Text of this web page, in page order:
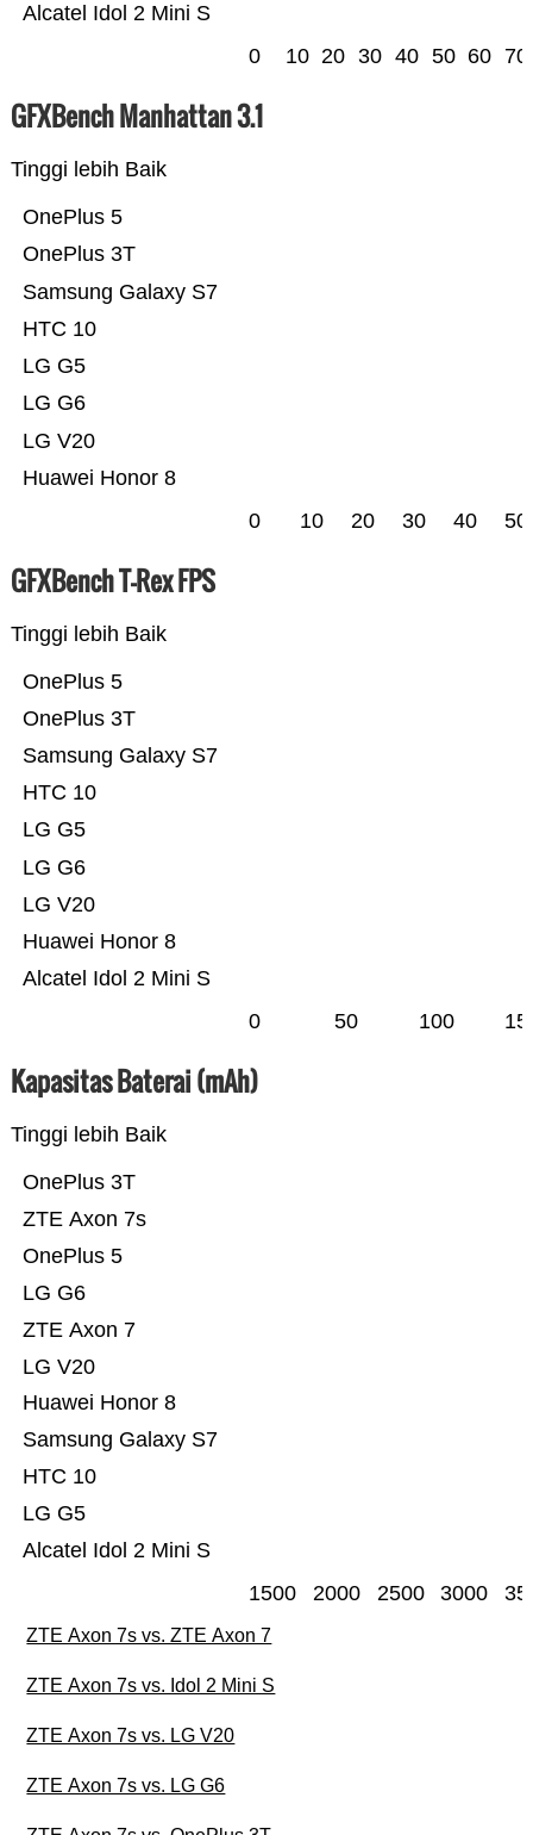
Alcatel Idol 2 Mini S
0 10 20 30 40 50 60 70
GFXBench Manhattan 3.1
Tinggi lebih Baik
Huawei Honor 8
LG V20
LG G6
LG G5
HTC 10
Samsung Galaxy S7
OnePlus 3T
OnePlus 5
0 10 20 30 40 50
GFXBench T-Rex FPS
Tinggi lebih Baik
Alcatel Idol 2 Mini S
Huawei Honor 8
LG V20
LG G6
LG G5
HTC 10
Samsung Galaxy S7
OnePlus 3T
OnePlus 5
0 50 100
Kapasitas Baterai (mAh)
Tinggi lebih Baik
Alcatel Idol 2 Mini S
LG G5
HTC 10
Samsung Galaxy S7
Huawei Honor 8
LG V20
ZTE Axon 7
LG G6
OnePlus 5
ZTE Axon 7s
OnePlus 3T
1500 2000 2500 3000
ZTE Axon 7s vs. ZTE Axon 7
ZTE Axon 7s vs. Idol 2 Mini S
ZTE Axon 7s vs. LG V20
ZTE Axon 7s vs. LG G6